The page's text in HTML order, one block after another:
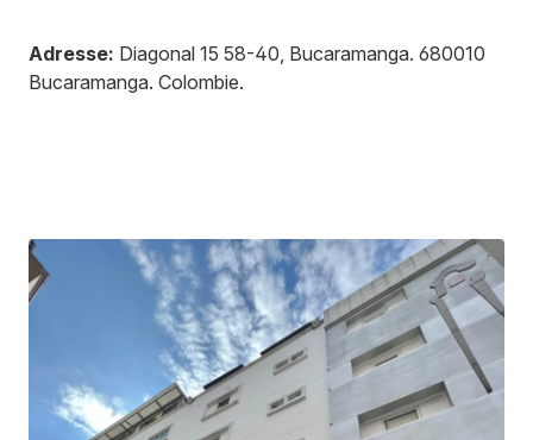
Adresse: Diagonal 15 58-40, Bucaramanga. 680010
Bucaramanga. Colombie.